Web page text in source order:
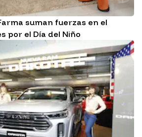
suman fuerzas en el
por el Día del Niño